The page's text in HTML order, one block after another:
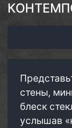
стены,
блеск
услышав